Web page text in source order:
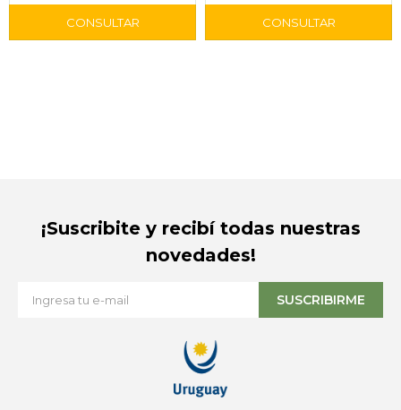
Dentales 20gr
¡Suscribite y recibí todas nuestras
novedades!
SUSCRIBIRME